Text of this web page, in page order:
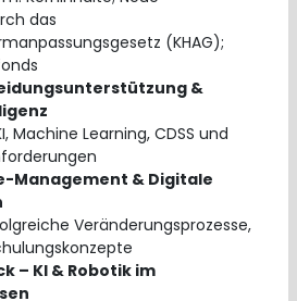
das
(KHAG);
&
Machine Learning, CDSS und
Management & Digitale
Veränderungsprozesse,
– KI & Robotik im